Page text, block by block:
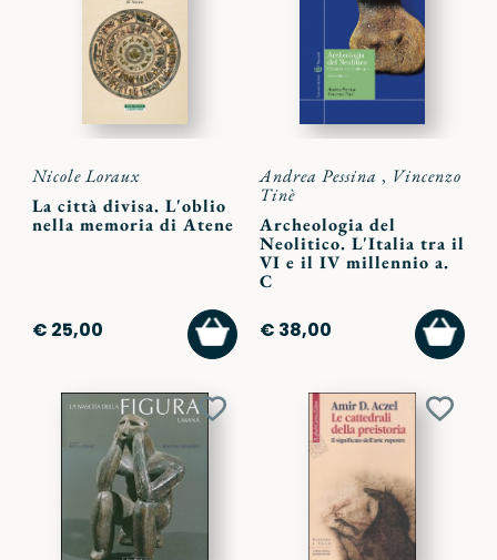
Nicole Loraux
La città divisa. L'oblio
nella memoria di Atene
€ 25,00
AGGIUNGI
AL
CARRELLO
Andrea Pessina , Vincenzo
Tinè
Archeologia del
Neolitico. L'Italia tra il
VI e il IV millennio a.
C
€ 38,00
AL
Aggiungi